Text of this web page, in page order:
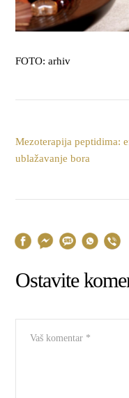
FOTO: arhiv
Mezoterapija peptidima:
ublažavanje bora
Ostavite